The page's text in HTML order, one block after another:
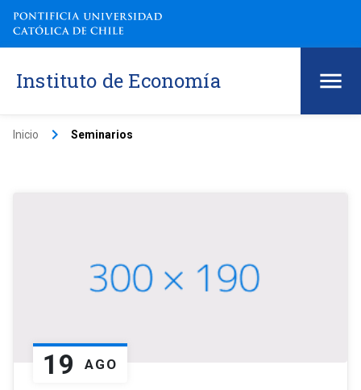
Instituto de Economía
Inicio keyboard_arrow_right Seminarios
19 AGO